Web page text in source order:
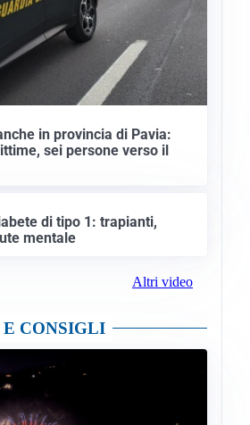
in provincia di Pavia:
sei persone verso il
di tipo 1: trapianti,
mentale
Altri video
CONSIGLI